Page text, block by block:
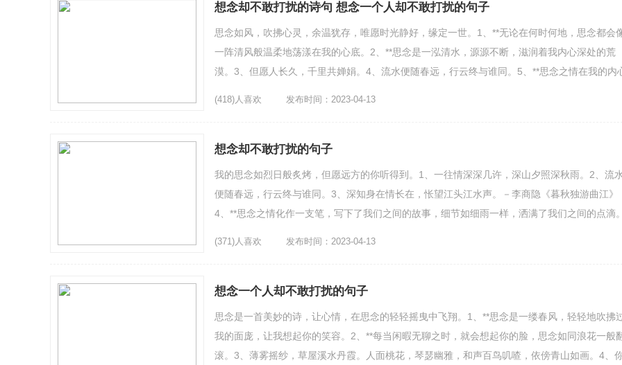
想念却不敢打扰的诗句 想念一个人却不敢打扰的句子
思念如风，吹拂心灵，余温犹存，唯愿时光静好，缘定一世。1、**无论在何时何地，思念都会
一阵清风般温柔地荡漾在我的心底。2、**思念是一泓清水，源源不断，滋润着我内心深处的荒
漠。3、但愿人长久，千里共婵娟。4、流水便随春远，行云终与谁同。5、**思念之情在我的内
(418)人喜欢 发布时间：2023-04-13
想念却不敢打扰的句子
我的思念如烈日般炙烤，但愿远方的你听得到。1、一往情深深几许，深山夕照深秋雨。2、流水
便随春远，行云终与谁同。3、深知身在情长在，怅望江头江水声。－李商隐《暮秋独游曲江》
4、**思念之情化作一支笔，写下了我们之间的故事，细节如细雨一样，洒满了我们之间的点滴。
(371)人喜欢 发布时间：2023-04-13
想念一个人却不敢打扰的句子
思念是一首美妙的诗，让心情，在思念的轻轻摇曳中飞翔。1、**思念是一缕春风，轻轻地吹拂
我的面庞，让我想起你的笑容。2、**每当闲暇无聊之时，就会想起你的脸，思念如同浪花一般
滚。3、薄雾摇纱，草屋溪水丹霞。人面桃花，琴瑟幽雅，和声百鸟叽喳，依傍青山如画。4、